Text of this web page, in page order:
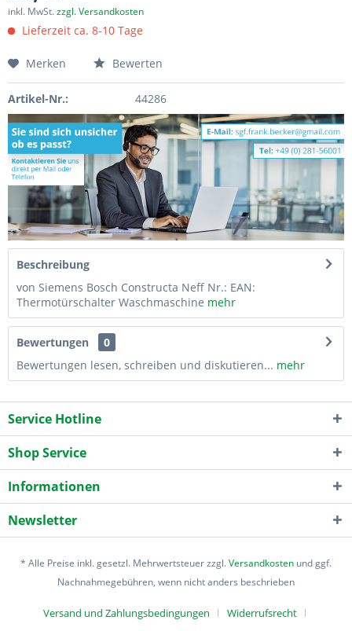
inkl. MwSt.zzgl. Versandkosten
Lieferzeit ca. 8-10 Tage
Merken Bewerten
Artikel-Nr.: 44286
Beschreibung
von Siemens Bosch Constructa Neff Nr.: EAN:
Thermotürschalter Waschmaschine mehr
Bewertungen
0
Bewertungen lesen, schreiben und diskutieren... mehr
Service Hotline
Shop Service
Informationen
Newsletter
* Alle Preise inkl. gesetzl. Mehrwertsteuer zzgl.Versandkosten und ggf.
Nachnahmegebühren, wenn nicht anders beschrieben
Versand und Zahlungsbedingungen Widerrufsrecht